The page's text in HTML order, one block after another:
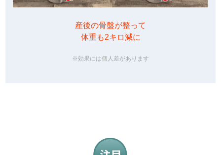
産後の骨盤が整って
体重も2キロ減に
※効果には個人差があります